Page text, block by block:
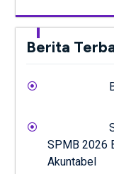
Berita
SPMB 2026
Akuntabel